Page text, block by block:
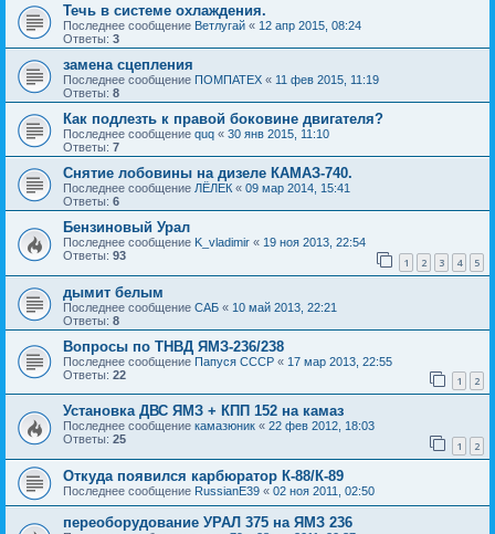
Течь в системе охлаждения.
Последнее сообщение Ветлугай « 12 апр 2015, 08:24
Ответы: 3
замена сцепления
Последнее сообщение ПОМПАТЕХ « 11 фев 2015, 11:19
Ответы: 8
Как подлезть к правой боковине двигателя?
Последнее сообщение quq « 30 янв 2015, 11:10
Ответы: 7
Снятие лобовины на дизеле КАМАЗ-740.
Последнее сообщение ЛЁЛЕК « 09 мар 2014, 15:41
Ответы: 6
Бензиновый Урал
Последнее сообщение K_vladimir « 19 ноя 2013, 22:54
Ответы: 93 1 2 3 4 5
дымит белым
Последнее сообщение САБ « 10 май 2013, 22:21
Ответы: 8
Вопросы по ТНВД ЯМЗ-236/238
Последнее сообщение Папуся СССР « 17 мар 2013, 22:55
Ответы: 22 1 2
Установка ДВС ЯМЗ + КПП 152 на камаз
Последнее сообщение камазюник « 22 фев 2012, 18:03
Ответы: 25 1 2
Откуда появился карбюратор К-88/К-89
Последнее сообщение RussianE39 « 02 ноя 2011, 02:50
переоборудование УРАЛ 375 на ЯМЗ 236